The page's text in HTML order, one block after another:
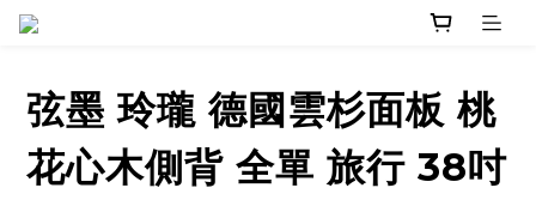
弦墨 玲瓏 德國雲杉面板 桃
花心木側背 全單 旅行 38吋